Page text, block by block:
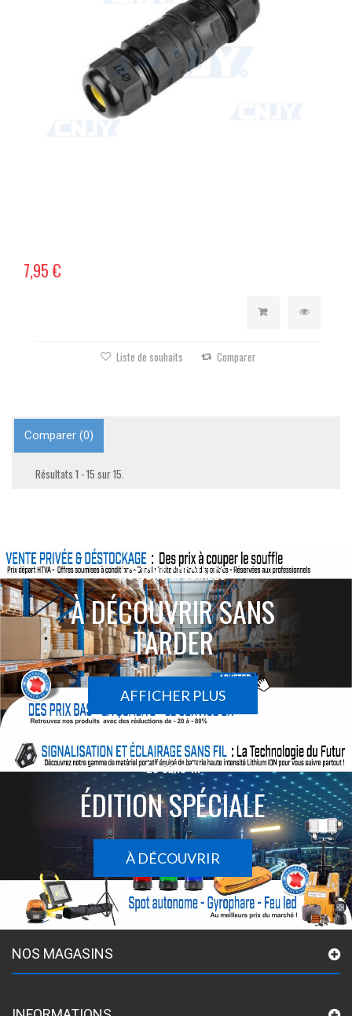
7,95 €
Liste de souhaits Comparer
Comparer (0)
Résultats 1 - 15 sur 15.
ACTIONS SPÉCIALES
À DÉCOUVRIR SANS
TARDER
AFFICHER PLUS
Le sans-fil
ÉDITION SPÉCIALE
À DÉCOUVRIR
NOS MAGASINS